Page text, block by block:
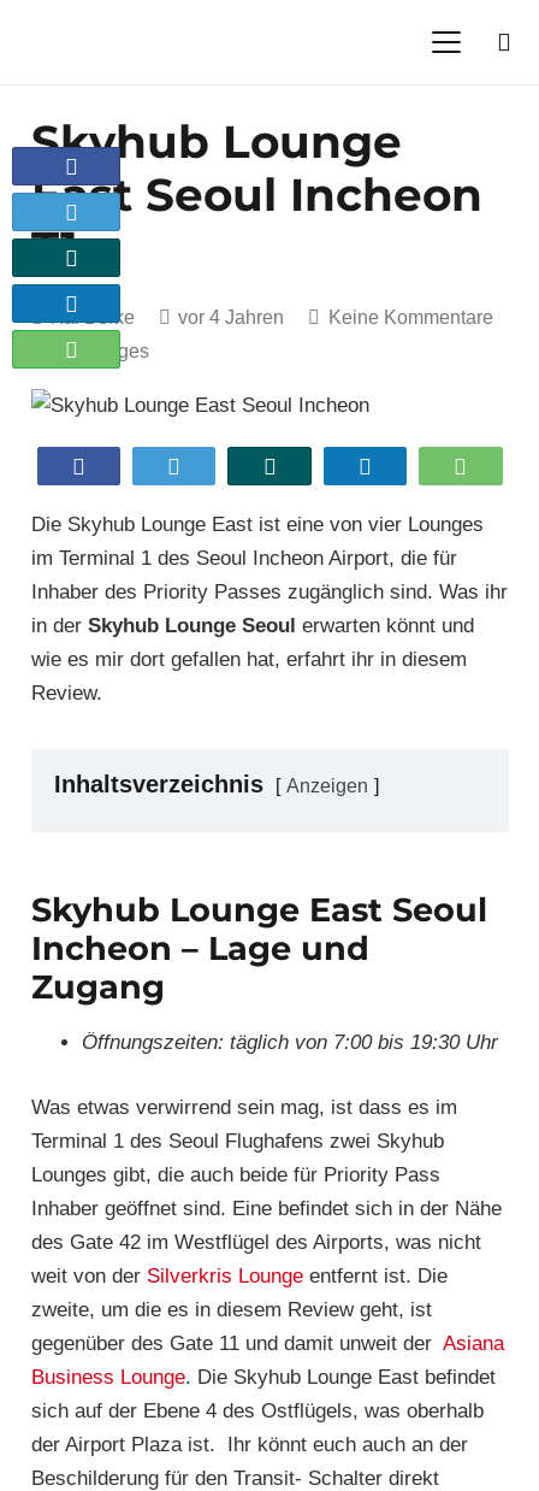
Skyhub Lounge
East Seoul Incheon
T1
Kai Berke vor 4 Jahren
Keine Kommentare
Lounges
Die Skyhub Lounge East ist eine von vier Lounges
im Terminal 1 des Seoul Incheon Airport, die für
Inhaber des Priority Passes zugänglich sind. Was ihr
in der Skyhub Lounge Seoul erwarten könnt und
wie es mir dort gefallen hat, erfahrt ihr in diesem
Review.
Inhaltsverzeichnis Anzeigen
Skyhub Lounge East Seoul
Incheon – Lage und
Zugang
Öffnungszeiten: täglich von 7:00 bis 19:30 Uhr
Was etwas verwirrend sein mag, ist dass es im
Terminal 1 des Seoul Flughafens zwei Skyhub
Lounges gibt, die auch beide für Priority Pass
Inhaber geöffnet sind. Eine befindet sich in der Nähe
des Gate 42 im Westflügel des Airports, was nicht
weit von der Silverkris Loungeentfernt ist. Die
zweite, um die es in diesem Review geht, ist
gegenüber des Gate 11 und damit unweit der Asiana
Business Lounge. Die Skyhub Lounge East befindet
sich auf der Ebene 4 des Ostflügels, was oberhalb
der Airport Plaza ist. Ihr könnt euch auch an der
Beschilderung für den Transit- Schalter direkt
Twittern
Teilen